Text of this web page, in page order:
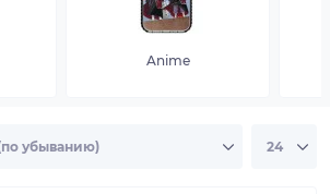
Anime